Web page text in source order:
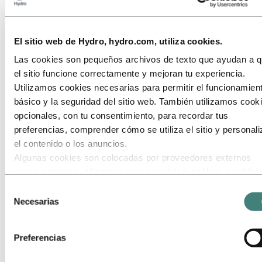
El sitio web de Hydro, hydro.com, utiliza cookies.
Las cookies son pequeños archivos de texto que ayudan a
el sitio funcione correctamente y mejoran tu experiencia.
Utilizamos cookies necesarias para permitir el
básico y la seguridad del sitio web. También utilizamos
opcionales, con tu consentimiento, para recordar tus
preferencias, comprender cómo se utiliza el sitio y
el contenido o los anuncios.
Algunas cookies son colocadas por proveedores externos
uso de nuestro sitio con otra información que les hayas
proporcionado o que hayan recopilado a través de tu uso de
servicios. El tercero listado como responsable de una
terceros es el Responsable del Tratamiento de los datos
Necesarias
Preferencias
transporte y los datos de la huella de carbono de este proyecto para
mostrar cuánto representa el transporte para la huella de carbono
incorporada en un producto”, afirma Forsbak.